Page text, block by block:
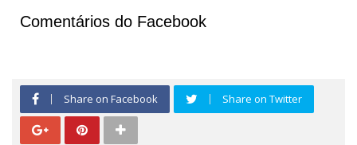
Comentários do Facebook
Share on Facebook Share on Twitter